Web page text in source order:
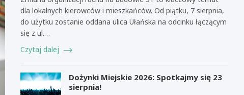
dla lokalnych kierowców i mieszkańców. Od piątku, 7 sierpnia,
do użytku zostanie oddana ulica Ułańska na odcinku łączącym
się z ul.…
Czytaj dalej
Dożynki Miejskie 2026: Spotkajmy się 23
sierpnia!